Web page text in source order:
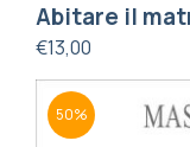
Abitare il
€13,00
50%